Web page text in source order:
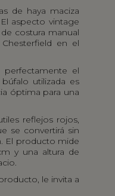
de haya maciza
aspecto vintage
costura manual
en el
perfectamente el
utilizada es
óptima para una
reflejos rojos,
se convertirá sin
El producto mide
y una altura de
le invita a